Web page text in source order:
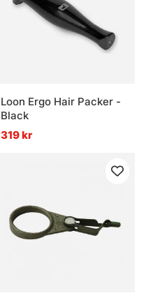
Loon Ergo Hair Packer -
Black
319 kr